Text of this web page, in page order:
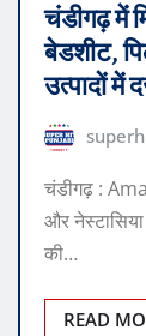
चंडीगढ़ में
बेडशीट,
उत्पादों में
चंडीगढ़ :
और
की…
READ